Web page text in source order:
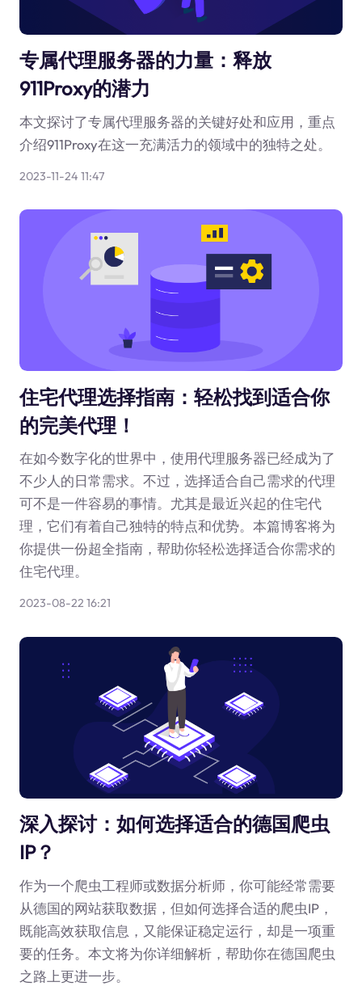
专属代理服务器的力量：释放
911Proxy的潜力
本文探讨了专属代理服务器的关键好处和应用，重点
介绍911Proxy在这一充满活力的领域中的独特之处。
2023-11-24 11:47
住宅代理选择指南：轻松找到适合你
的完美代理！
在如今数字化的世界中，使用代理服务器已经成为了
不少人的日常需求。不过，选择适合自己需求的代理
可不是一件容易的事情。尤其是最近兴起的住宅代
理，它们有着自己独特的特点和优势。本篇博客将为
你提供一份超全指南，帮助你轻松选择适合你需求的
住宅代理。
2023-08-22 16:21
深入探讨：如何选择适合的德国爬虫
IP？
作为一个爬虫工程师或数据分析师，你可能经常需要
从德国的网站获取数据，但如何选择合适的爬虫IP，
既能高效获取信息，又能保证稳定运行，却是一项重
要的任务。本文将为你详细解析，帮助你在德国爬虫
之路上更进一步。